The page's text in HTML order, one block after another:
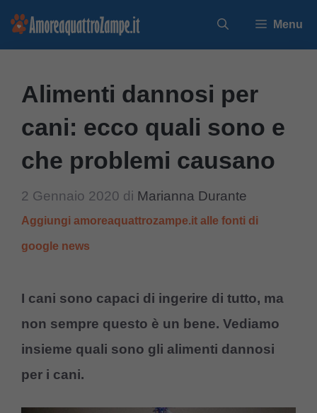
Vai
Menu
Alimenti dannosi per
cani: ecco quali sono e
che problemi causano
2 Gennaio 2020 di Marianna Durante
Aggiungi amoreaquattrozampe.it alle fonti di
google news
I cani sono capaci di ingerire di tutto, ma
non sempre questo è un bene. Vediamo
insieme quali sono gli alimenti dannosi
per i cani.